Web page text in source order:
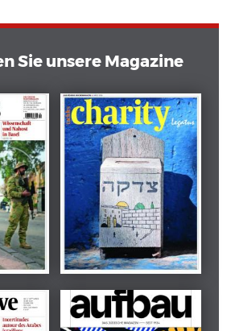
Sie unsere Magazine
März 2026
Beilage